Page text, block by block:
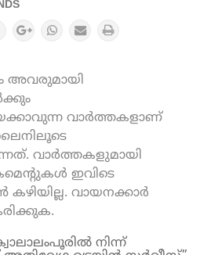
അവരുമായി
വാർത്തകളാണ്
വാർത്തകളുമായി
ഇവിടെ
വായനക്കാർ
നിന്ന്